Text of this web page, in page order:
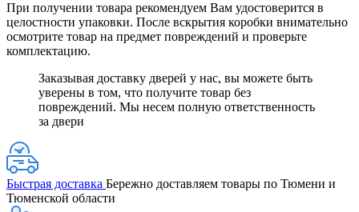
При получении товара рекомендуем Вам удостоверится в
целостности упаковки. После вскрытия коробки внимательно
осмотрите товар на предмет повреждений и проверьте
комплектацию.
Заказывая доставку дверей у нас, вы можете быть
уверены в том, что получите товар без
повреждений. Мы несем полную ответственность
за двери
Быстрая доставка Бережно доставляем товары по Тюмени и
Тюменской области